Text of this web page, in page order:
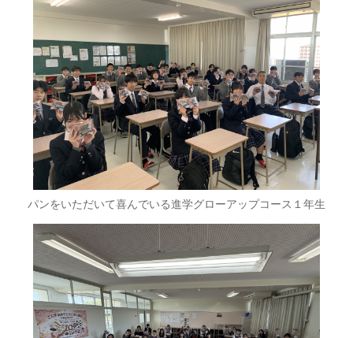
パンをいただいて喜んでいる進学グローアップコース１年生